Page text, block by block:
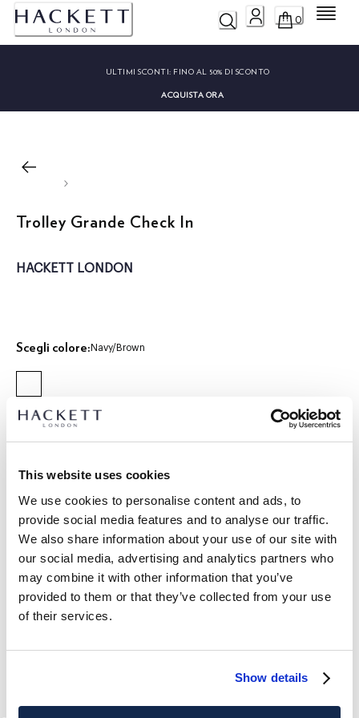
This website uses cookies
We use cookies to personalise content and ads, to
provide social media features and to analyse our traffic.
We also share information about your use of our site with
our social media, advertising and analytics partners who
may combine it with other information that you’ve
provided to them or that they’ve collected from your use
of their services.
Show details
0 Menu
ULTIMI SCONTI: FINO AL 50% DI SCONTO
ACQUISTA ORA
Trolley Grande Check In
HACKETT LONDON
Scegli colore: Navy/brown
Dimensions:53.2 cm x 79.6 cm x 33.8 cm
guida alle taglie
DETTAGLI PRODOTTO
DESCRIZIONE
necessaria per viaggi prolungati. Le ruote girevoli a 360° e un
guscio in policarbonato resistente assicurano che la Grande
SPEDIZIONE E RESI
Spedizione e restituzione gratuite
acquisto